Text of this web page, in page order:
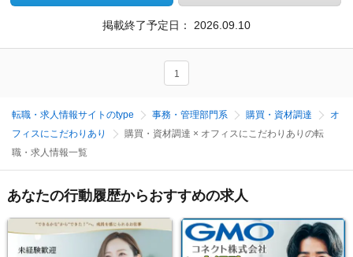
掲載終了予定日： 2026.09.10
1
転職・求人情報サイトのtype 事務・管理部門系 購買・資材調達
オ
フィスにこだわりあり
購買・資材調達 × オフィスにこだわりありの転
職・求人情報一覧
あなたの行動履歴からおすすめの求人